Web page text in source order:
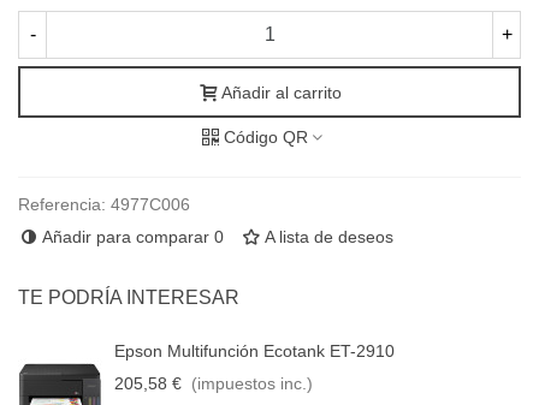
- +
Añadir al carrito
Código QR
Referencia: 4977C006
Añadir para comparar 0 A lista de deseos
TE PODRÍA INTERESAR
Epson Multifunción Ecotank ET-2910
205,58 € (impuestos inc.)